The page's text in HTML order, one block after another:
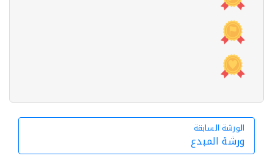
الورشة السابقة
الورشة السابقة
ورشة المبدع